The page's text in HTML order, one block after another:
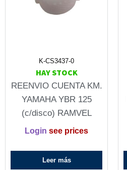
K-CS3437-0
HAY STOCK
REENVIO CUENTA KM.
YAMAHA YBR 125
(c/disco) RAMVEL
Login see prices
Leer más